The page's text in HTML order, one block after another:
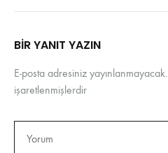
BIR YANIT YAZIN
E-posta adresiniz yayınlanmayacak.
işaretlenmişlerdir